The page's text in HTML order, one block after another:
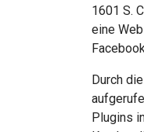
1601 S.
eine
Durch
Plugins